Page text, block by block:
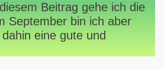
Beitrag gehe ich die
September bin ich aber
eine gute und